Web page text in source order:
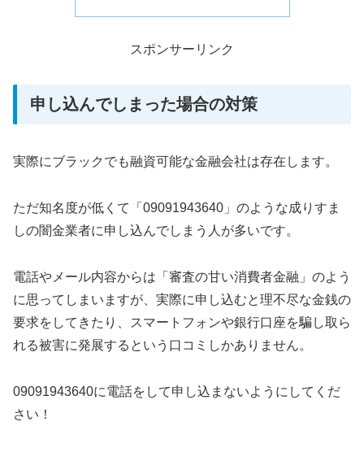
スポンサーリンク
申し込んでしまった場合の対策
実際にブラックでも融資可能な金融会社は存在します。
ただ知名度が低くて「09091943640」のような成りすま
しの闇金業者に申し込んでしまう人が多いです。
電話やメール内容からは「審査の甘い消費者金融」のよう
に思ってしまいますが、実際に申し込むと理不尽な金銭の
要求をしてきたり、スマートフォンや銀行口座を騙し取ら
れる被害に発展するという口コミしかありません。
09091943640に電話をして申し込まないようにしてくだ
さい！